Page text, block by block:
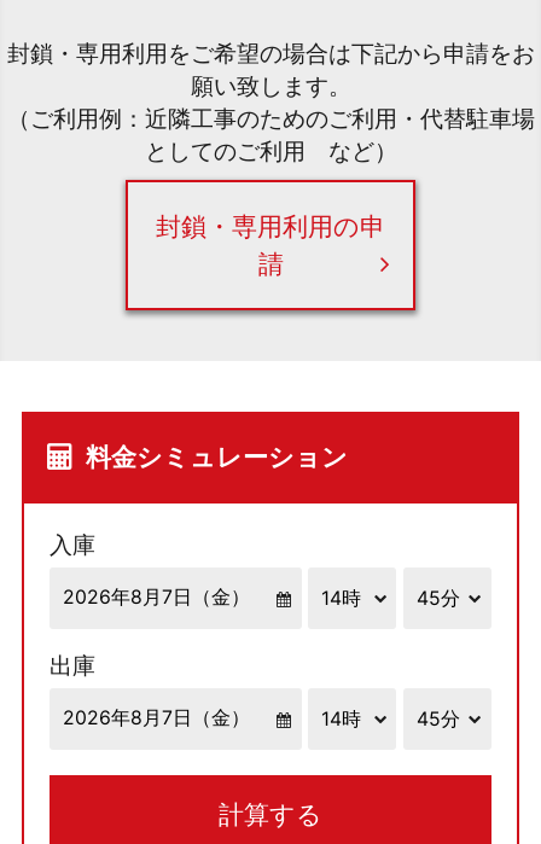
封鎖・専用利用をご希望の場合は下記から申請をお
願い致します。
（ご利用例：近隣工事のためのご利用・代替駐車場
としてのご利用 など）
封鎖・専用利用の申
請
料金シミュレーション
入庫
出庫
計算する